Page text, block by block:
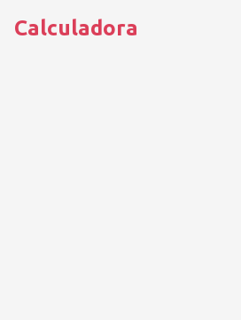
Calculadora